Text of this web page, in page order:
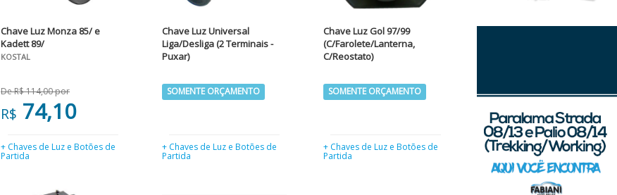
Chave Luz Monza 85/ e
Kadett 89/
KOSTAL
De R$ 114,00 por
R$ 74,10
+ Chaves de Luz e Botões de
Partida
Chave Luz Universal
Liga/Desliga (2 Terminais -
Puxar)
SOMENTE ORÇAMENTO
+ Chaves de Luz e Botões de
Partida
Chave Luz Gol 97/99
(C/Farolete/Lanterna,
C/Reostato)
SOMENTE ORÇAMENTO
+ Chaves de Luz e Botões de
Partida